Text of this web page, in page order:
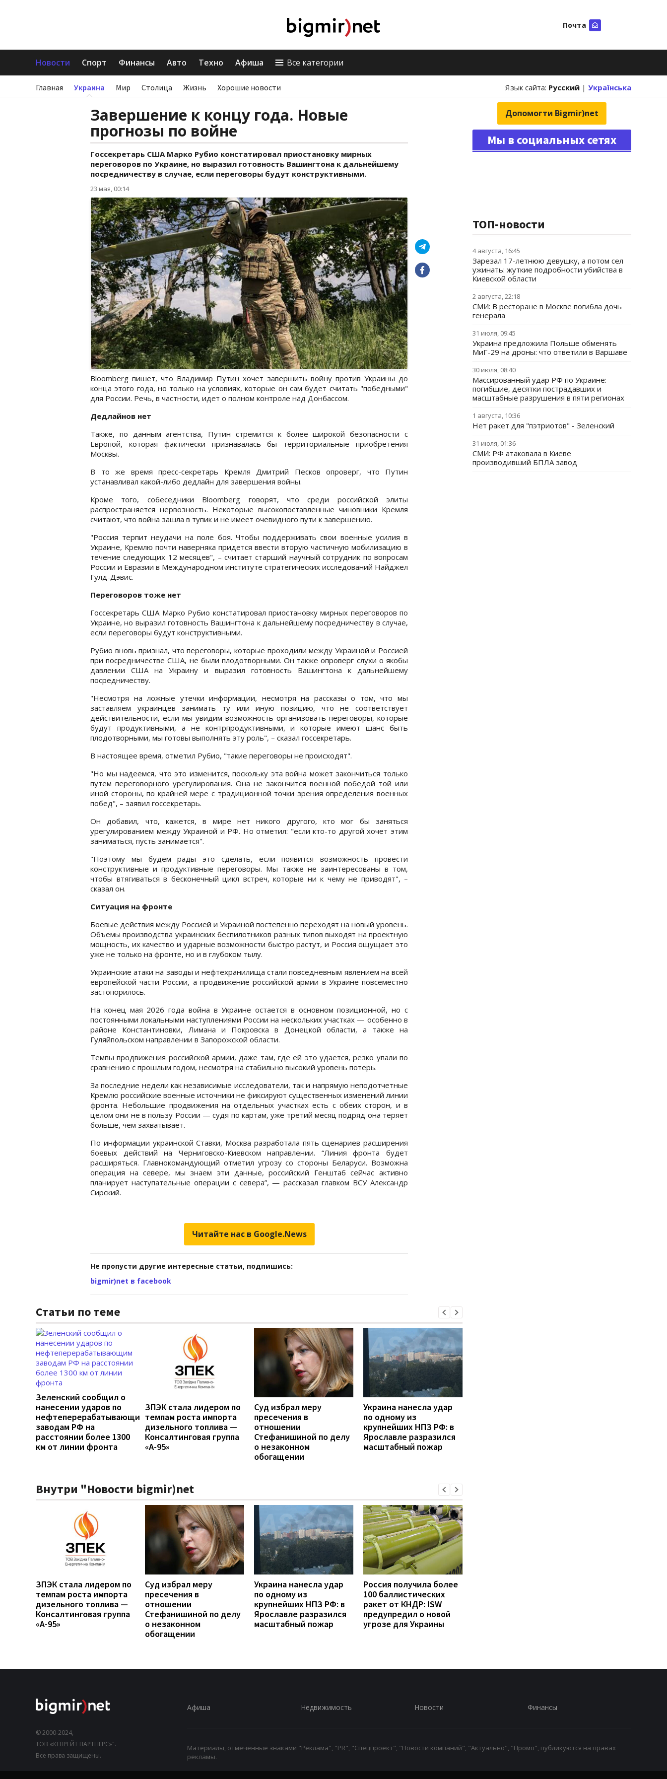
Почта
Новости Спорт Финансы Авто Техно Афиша Все категории
Главная Украина Мир Столица Жизнь Хорошие новости Язык сайта: Русский | Українська
Завершение к концу года. Новые
прогнозы по войне
Госсекретарь США Марко Рубио констатировал приостановку мирных
переговоров по Украине, но выразил готовность Вашингтона к дальнейшему
посредничеству в случае, если переговоры будут конструктивными.
23 мая, 00:14
Bloomberg пишет, что Владимир Путин хочет завершить войну против Украины до
конца этого года, но только на условиях, которые он сам будет считать "победными"
для России. Речь, в частности, идет о полном контроле над Донбассом.
Дедлайнов нет
Также, по данным агентства, Путин стремится к более широкой безопасности с
Европой, которая фактически признавалась бы территориальные приобретения
Москвы.
В то же время пресс-секретарь Кремля Дмитрий Песков опроверг, что Путин
устанавливал какой-либо дедлайн для завершения войны.
Кроме того, собеседники Bloomberg говорят, что среди российской элиты
распространяется нервозность. Некоторые высокопоставленные чиновники Кремля
считают, что война зашла в тупик и не имеет очевидного пути к завершению.
"Россия терпит неудачи на поле боя. Чтобы поддерживать свои военные усилия в
Украине, Кремлю почти наверняка придется ввести вторую частичную мобилизацию в
течение следующих 12 месяцев", – считает старший научный сотрудник по вопросам
России и Евразии в Международном институте стратегических исследований Найджел
Гулд-Дэвис.
Переговоров тоже нет
Госсекретарь США Марко Рубио констатировал приостановку мирных переговоров по
Украине, но выразил готовность Вашингтона к дальнейшему посредничеству в случае,
если переговоры будут конструктивными.
Рубио вновь признал, что переговоры, которые проходили между Украиной и Россией
при посредничестве США, не были плодотворными. Он также опроверг слухи о якобы
давлении США на Украину и выразил готовность Вашингтона к дальнейшему
посредничеству.
"Несмотря на ложные утечки информации, несмотря на рассказы о том, что мы
заставляем украинцев занимать ту или иную позицию, что не соответствует
действительности, если мы увидим возможность организовать переговоры, которые
будут продуктивными, а не контрпродуктивными, и которые имеют шанс быть
плодотворными, мы готовы выполнять эту роль", – сказал госсекретарь.
В настоящее время, отметил Рубио, "такие переговоры не происходят".
"Но мы надеемся, что это изменится, поскольку эта война может закончиться только
путем переговорного урегулирования. Она не закончится военной победой той или
иной стороны, по крайней мере с традиционной точки зрения определения военных
побед", – заявил госсекретарь.
Он добавил, что, кажется, в мире нет никого другого, кто мог бы заняться
урегулированием между Украиной и РФ. Но отметил: "если кто-то другой хочет этим
заниматься, пусть занимается".
"Поэтому мы будем рады это сделать, если появится возможность провести
конструктивные и продуктивные переговоры. Мы также не заинтересованы в том,
чтобы втягиваться в бесконечный цикл встреч, которые ни к чему не приводят", –
сказал он.
Ситуация на фронте
Боевые действия между Россией и Украиной постепенно переходят на новый уровень.
Объемы производства украинских беспилотников разных типов выходят на проектную
мощность, их качество и ударные возможности быстро растут, и Россия ощущает это
уже не только на фронте, но и в глубоком тылу.
Украинские атаки на заводы и нефтехранилища стали повседневным явлением на всей
европейской части России, а продвижение российской армии в Украине повсеместно
застопорилось.
На конец мая 2026 года война в Украине остается в основном позиционной, но с
постоянными локальными наступлениями России на нескольких участках — особенно в
районе Константиновки, Лимана и Покровска в Донецкой области, а также на
Гуляйпольском направлении в Запорожской области.
Темпы продвижения российской армии, даже там, где ей это удается, резко упали по
сравнению с прошлым годом, несмотря на стабильно высокий уровень потерь.
За последние недели как независимые исследователи, так и напрямую неподотчетные
Кремлю российские военные источники не фиксируют существенных изменений линии
фронта. Небольшие продвижения на отдельных участках есть с обеих сторон, и в
целом они не в пользу России — судя по картам, уже третий месяц подряд она теряет
больше, чем захватывает.
По информации украинской Ставки, Москва разработала пять сценариев расширения
боевых действий на Черниговско-Киевском направлении. “Линия фронта будет
расширяться. Главнокомандующий отметил угрозу со стороны Беларуси. Возможна
операция на севере, мы знаем эти данные, российский Генштаб сейчас активно
планирует наступательные операции с севера”, — рассказал главком ВСУ Александр
Сирский.
Читайте нас в Google.News
Не пропусти другие интересные статьи, подпишись:
bigmir)net в facebook
Статьи по теме
Зеленский сообщил о
нанесении ударов по
нефтеперерабатывающим
заводам РФ на
расстоянии более 1300
км от линии фронта
ЗПЭК стала лидером по
темпам роста импорта
дизельного топлива —
Консалтинговая группа
«А-95»
Суд избрал меру
пресечения в
отношении
Стефанишиной по делу
о незаконном
обогащении
Украина нанесла удар
по одному из
крупнейших НПЗ РФ: в
Ярославле разразился
масштабный пожар
Внутри "Новости bigmir)net
ЗПЭК стала лидером по
темпам роста импорта
дизельного топлива —
Консалтинговая группа
«А-95»
Суд избрал меру
пресечения в
отношении
Стефанишиной по делу
о незаконном
обогащении
Украина нанесла удар
по одному из
крупнейших НПЗ РФ: в
Ярославле разразился
масштабный пожар
Россия получила более
100 баллистических
ракет от КНДР: ISW
предупредил о новой
угрозе для Украины
Допомогти Bigmir)net
Мы в социальных сетях
ТОП-новости
4 августа, 16:45
Зарезал 17-летнюю девушку, а потом сел
ужинать: жуткие подробности убийства в
Киевской области
2 августа, 22:18
СМИ: В ресторане в Москве погибла дочь
генерала
31 июля, 09:45
Украина предложила Польше обменять
МиГ-29 на дроны: что ответили в Варшаве
30 июля, 08:40
Массированный удар РФ по Украине:
погибшие, десятки пострадавших и
масштабные разрушения в пяти регионах
1 августа, 10:36
Нет ракет для "пэтриотов" - Зеленский
31 июля, 01:36
СМИ: РФ атаковала в Киеве
производивший БПЛА завод
© 2000-2024,
ТОВ «КЕПРЕЙТ ПАРТНЕРС»".
Все права защищены.
Афиша Недвижимость Новости Финансы
Материалы, отмеченные знаками "Реклама", "PR", "Спецпроект", "Новости компаний", "Актуально", "Промо", публикуются на правах
рекламы.